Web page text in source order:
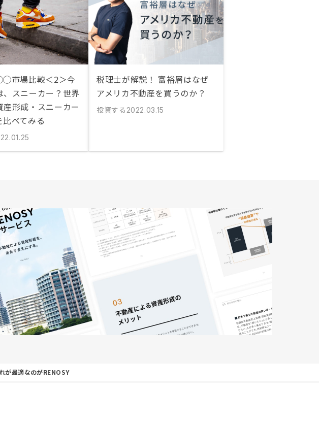
市場比較＜2＞今
、スニーカー？世界
産形成・スニーカー
比べてみる
税理士が解説！ 富裕層はなぜ
アメリカ不動産を買うのか？
投資する 2022.03.15
が最適なのがRENOSY